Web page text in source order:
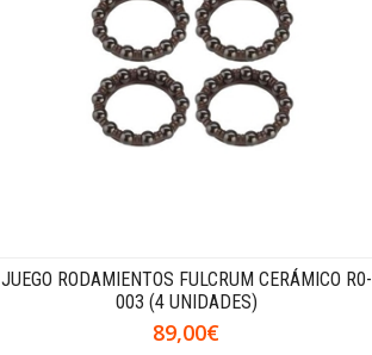
JUEGO RODAMIENTOS FULCRUM CERÁMICO R0-
003 (4 UNIDADES)
89,00€